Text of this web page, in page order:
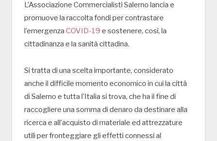
L’Associazione Commercialisti Salerno lancia e
promuove la raccolta fondi per contrastare
l’emergenza COVID-19 e sostenere, così, la
cittadinanza e la sanità cittadina.
Si tratta di una scelta importante, considerato
anche il difficile momento economico in cui la città
di Salerno e tutta l’Italia si trova, che ha il fine di
raccogliere una somma di denaro da destinare alla
ricerca e all’acquisto di materiale ed attrezzature
utili per fronteggiare gli effetti connessi al